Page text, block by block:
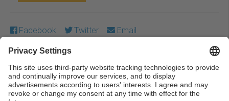
Facebook Twitter Email
Except where otherwise noted, content on this work is
licensed under a Creative Commons license:Attribution-